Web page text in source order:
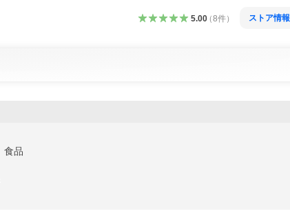
5.00（8件） ストア情報
食品